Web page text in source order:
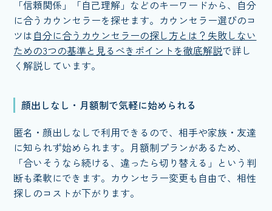
「信頼関係」「自己理解」などのキーワードから、自分
に合うカウンセラーを探せます。カウンセラー選びのコ
ツは 自分に合うカウンセラーの探し方とは？失敗しない
ための3つの基準と見るべきポイントを徹底解説で詳し
く解説しています。
顔出しなし・月額制で気軽に始められる
匿名・顔出しなしで利用できるので、相手や家族・友達
に知られず始められます。月額制プランがあるため、
「合いそうなら続ける、違ったら切り替える」という判
断も柔軟にできます。カウンセラー変更も自由で、相性
探しのコストが下がります。